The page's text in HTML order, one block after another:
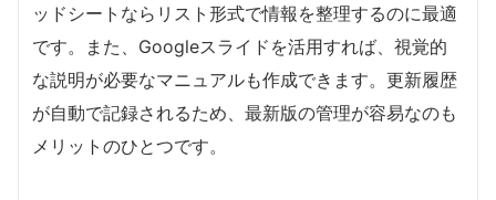
ッドシートならリスト形式で情報を整理するのに最適
です。また、Googleスライドを活用すれば、視覚的
な説明が必要なマニュアルも作成できます。更新履歴
が自動で記録されるため、最新版の管理が容易なのも
メリットのひとつです。